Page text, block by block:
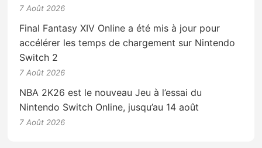
7 Août 2026
Final Fantasy XIV Online a été mis à jour pour
accélérer les temps de chargement sur Nintendo
Switch 2
7 Août 2026
NBA 2K26 est le nouveau Jeu à l’essai du
Nintendo Switch Online, jusqu’au 14 août
7 Août 2026